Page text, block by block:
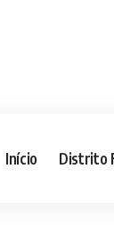
Início Distrito